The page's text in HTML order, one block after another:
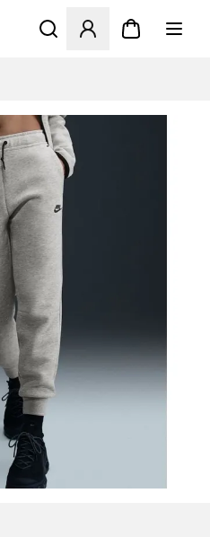
Åbner en Modal til at